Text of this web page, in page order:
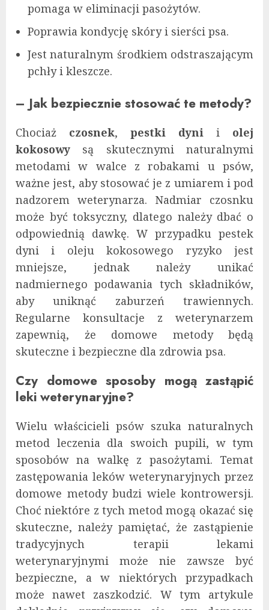
pomaga w eliminacji pasożytów.
Poprawia kondycję skóry i sierści psa.
Jest naturalnym środkiem odstraszającym
pchły i kleszcze.
– Jak bezpiecznie stosować te metody?
Chociaż czosnek, pestki dyni i olej
kokosowy są skutecznymi naturalnymi
metodami w walce z robakami u psów,
ważne jest, aby stosować je z umiarem i pod
nadzorem weterynarza. Nadmiar czosnku
może być toksyczny, dlatego należy dbać o
odpowiednią dawkę. W przypadku pestek
dyni i oleju kokosowego ryzyko jest
mniejsze, jednak należy unikać
nadmiernego podawania tych składników,
aby uniknąć zaburzeń trawiennych.
Regularne konsultacje z weterynarzem
zapewnią, że domowe metody będą
skuteczne i bezpieczne dla zdrowia psa.
Czy domowe sposoby mogą zastąpić
leki weterynaryjne?
Wielu właścicieli psów szuka naturalnych
metod leczenia dla swoich pupili, w tym
sposobów na walkę z pasożytami. Temat
zastępowania leków weterynaryjnych przez
domowe metody budzi wiele kontrowersji.
Choć niektóre z tych metod mogą okazać się
skuteczne, należy pamiętać, że zastąpienie
tradycyjnych terapii lekami
weterynaryjnymi może nie zawsze być
bezpieczne, a w niektórych przypadkach
może nawet zaszkodzić. W tym artykule